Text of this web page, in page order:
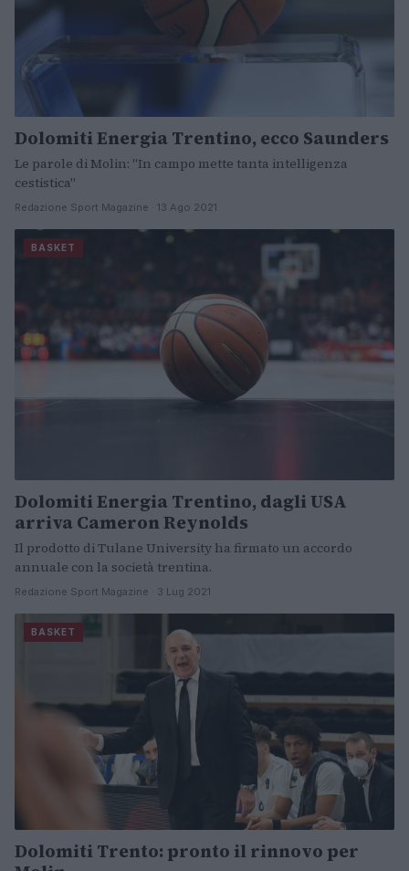
Dolomiti Energia Trentino, ecco Saunders
Le parole di Molin: "In campo mette tanta intelligenza
cestistica"
Redazione Sport Magazine · 13 Ago 2021
BASKET
Dolomiti Energia Trentino, dagli USA
arriva Cameron Reynolds
Il prodotto di Tulane University ha firmato un accordo
annuale con la società trentina.
Redazione Sport Magazine · 3 Lug 2021
BASKET
Dolomiti Trento: pronto il rinnovo per